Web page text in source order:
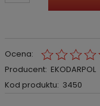
Ocena:
Producent: EKODARPOL
Kod produktu: 3450